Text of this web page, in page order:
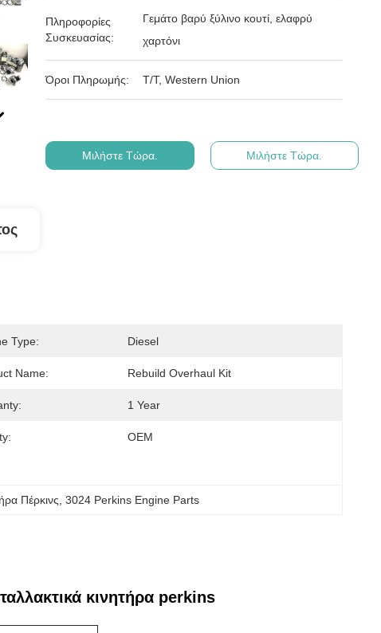
Πληροφορίες
Συσκευασίας:
Γεμάτο βαρύ ξύλινο κουτί, ελαφρύ
χαρτόνι
Όροι Πληρωμής: T/T, Western Union
Μιλήστε Τώρα. Μιλήστε Τώρα.
Type: Diesel
Name: Rebuild Overhaul Kit
1 Year
OEM
Πέρκινς , 3024 Perkins Engine Parts
κινητήρα perkins